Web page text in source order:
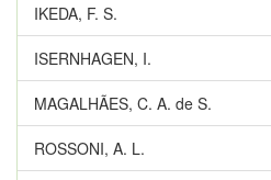
IKEDA, F. S.
ISERNHAGEN, I.
MAGALHÃES, C. A. de S.
ROSSONI, A. L.